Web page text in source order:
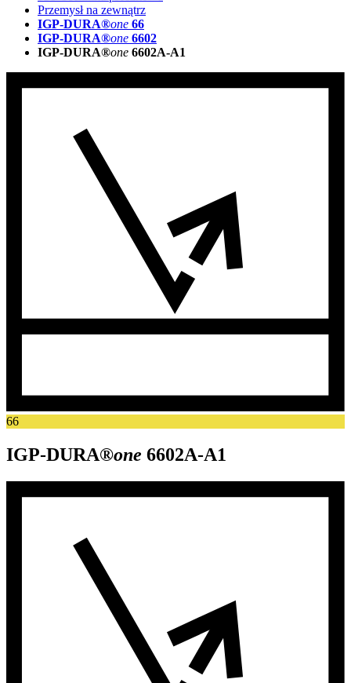
Przemysł na zewnątrz
IGP-DURA®one 66
IGP-DURA®one 6602
IGP-DURA®one 6602A-A1
66
IGP-DURA®one 6602A-A1